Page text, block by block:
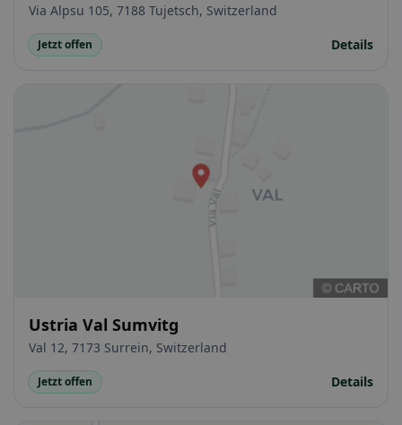
Via Alpsu 105, 7188 Tujetsch, Switzerland
Jetzt offen Details
Ustria Val Sumvitg
Val 12, 7173 Surrein, Switzerland
Jetzt offen Details